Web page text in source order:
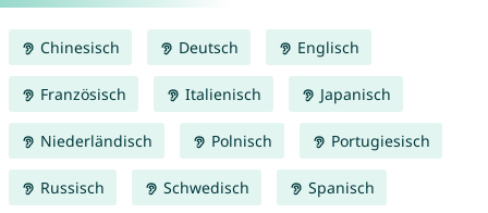
Chinesisch Deutsch Englisch
Französisch Italienisch Japanisch
Niederländisch Polnisch Portugiesisch
Russisch Schwedisch Spanisch